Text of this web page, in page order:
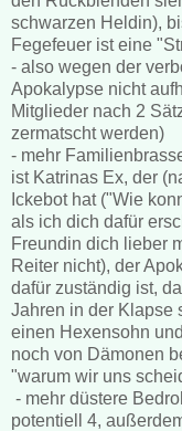
schwarzen Heldin),
Fegefeuer ist eine
- also wegen der
Apokalypse nicht
Mitglieder nach 2
zermatscht werden)
- mehr
ist Katrinas Ex, der
Ickebot hat ("Wie
als ich dich dafür
Freundin dich lieber
Reiter nicht), der
dafür zuständig ist,
Jahren in der Klapse
einen Hexensohn
noch von Dämonen
"warum wir uns
- mehr düstere
potentiell 4,